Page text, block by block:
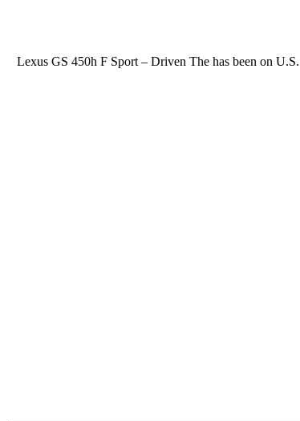
Lexus GS 450h F Sport – Driven The has been on